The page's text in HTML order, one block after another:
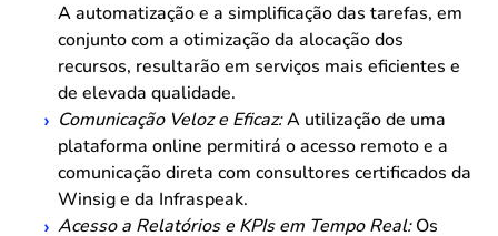
A automatização e a simplificação das tarefas, em
conjunto com a otimização da alocação dos
recursos, resultarão em serviços mais eficientes e
de elevada qualidade.
Comunicação Veloz e Eficaz:A utilização de uma
plataforma online permitirá o acesso remoto e a
comunicação direta com consultores certificados da
Winsig e da Infraspeak.
Acesso a Relatórios e KPIs em Tempo Real:Os